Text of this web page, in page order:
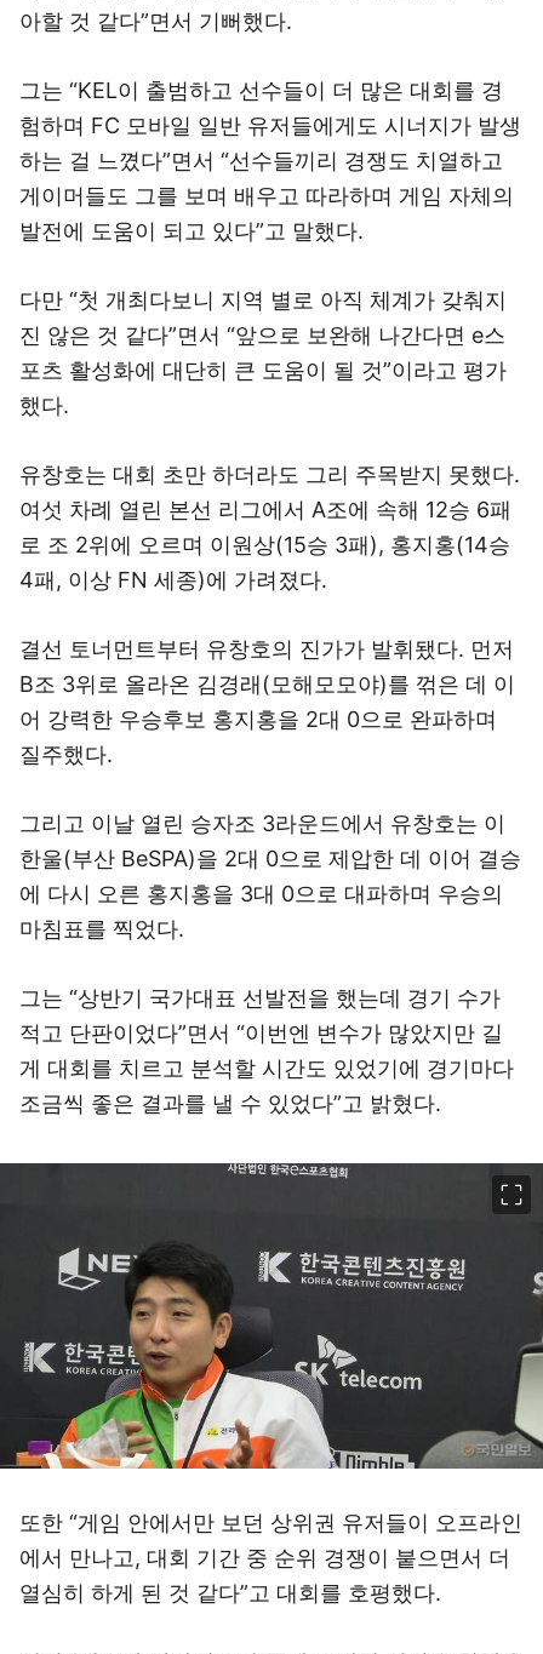
아할 것 같다”면서 기뻐했다.
그는 “KEL이 출범하고 선수들이 더 많은 대회를 경
험하며 FC 모바일 일반 유저들에게도 시너지가 발생
하는 걸 느꼈다”면서 “선수들끼리 경쟁도 치열하고
게이머들도 그를 보며 배우고 따라하며 게임 자체의
발전에 도움이 되고 있다”고 말했다.
다만 “첫 개최다보니 지역 별로 아직 체계가 갖춰지
진 않은 것 같다”면서 “앞으로 보완해 나간다면 e스
포츠 활성화에 대단히 큰 도움이 될 것”이라고 평가
했다.
유창호는 대회 초만 하더라도 그리 주목받지 못했다.
여섯 차례 열린 본선 리그에서 A조에 속해 12승 6패
로 조 2위에 오르며 이원상(15승 3패), 홍지홍(14승
4패, 이상 FN 세종)에 가려졌다.
결선 토너먼트부터 유창호의 진가가 발휘됐다. 먼저
B조 3위로 올라온 김경래(모해모모야)를 꺾은 데 이
어 강력한 우승후보 홍지홍을 2대 0으로 완파하며
질주했다.
그리고 이날 열린 승자조 3라운드에서 유창호는 이
한울(부산 BeSPA)을 2대 0으로 제압한 데 이어 결승
에 다시 오른 홍지홍을 3대 0으로 대파하며 우승의
마침표를 찍었다.
그는 “상반기 국가대표 선발전을 했는데 경기 수가
적고 단판이었다”면서 “이번엔 변수가 많았지만 길
게 대회를 치르고 분석할 시간도 있었기에 경기마다
조금씩 좋은 결과를 낼 수 있었다”고 밝혔다.
또한 “게임 안에서만 보던 상위권 유저들이 오프라인
에서 만나고, 대회 기간 중 순위 경쟁이 붙으면서 더
열심히 하게 된 것 같다”고 대회를 호평했다.